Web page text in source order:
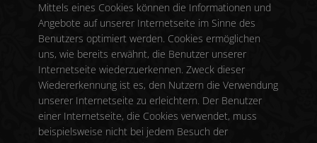
Mittels eines Cookies können die Informationen und
Angebote auf unserer Internetseite im Sinne des
Benutzers optimiert werden. Cookies ermöglichen
uns, wie bereits erwähnt, die Benutzer unserer
Internetseite wiederzuerkennen. Zweck dieser
Wiedererkennung ist es, den Nutzern die Verwendung
unserer Internetseite zu erleichtern. Der Benutzer
einer Internetseite, die Cookies verwendet, muss
beispielsweise nicht bei jedem Besuch der